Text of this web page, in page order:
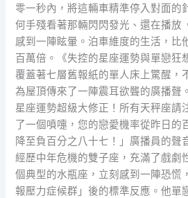
零一秒內，將這輛車精準停入對面的
何手殘看著那輛閃閃發光、還在播放
感到一陣眩暈。泊車維度的生活，比
百萬倍。《失控的星座運勢與單戀狂
覆蓋著七層舊報紙的單人床上驚醒，
為屋頂傳來了一陣震耳欲聾的廣播聲
星座運勢超級大修正！所有天秤座請
了一個噴嚏，您的戀愛機率從昨日的
降至負百分之八十七！」廣播員的聲
經歷中年危機的雙子座，充滿了戲劇
個典型的水瓶座，立刻感到一陣恐慌
報壓力症候群」後的標準反應。他單